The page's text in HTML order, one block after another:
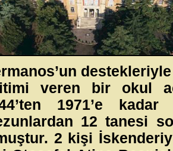
veren bir okul
1971’e
12 tanesi
2 kişi